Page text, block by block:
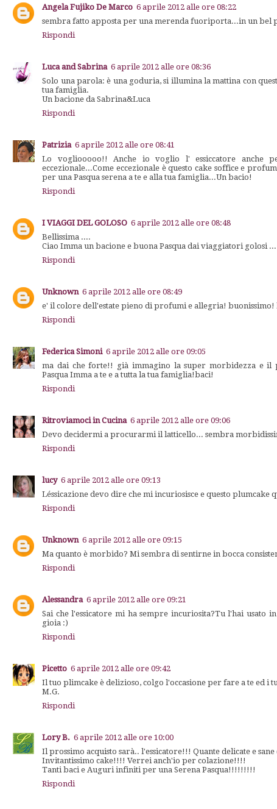
Angela Fujiko De Marco 6 aprile 2012 alle ore 08:22
sembra fatto apposta per una merenda fuoriporta...in un bel
Rispondi
Luca and Sabrina 6 aprile 2012 alle ore 08:36
Solo una parola: è una goduria, si illumina la mattina con
tua famiglia.
Un bacione da Sabrina&Luca
Rispondi
Patrizia 6 aprile 2012 alle ore 08:41
Lo vogliooooo!! Anche io voglio l' essiccatore anche
eccezionale...Come eccezionale è questo cake soffice e
per una Pasqua serena a te e alla tua famiglia...Un bacio!
Rispondi
I VIAGGI DEL GOLOSO 6 aprile 2012 alle ore 08:48
Bellissima ....
Ciao Imma un bacione e buona Pasqua dai viaggiatori golosi ...
Rispondi
Unknown 6 aprile 2012 alle ore 08:49
e' il colore dell'estate pieno di profumi e allegria! buonissimo!
Rispondi
Federica Simoni 6 aprile 2012 alle ore 09:05
ma dai che forte!! già immagino la super morbidezza e il
Pasqua Imma a te e a tutta la tua famiglia!baci!
Rispondi
Ritroviamoci in Cucina 6 aprile 2012 alle ore 09:06
Devo decidermi a procurarmi il latticello... sembra
Rispondi
lucy 6 aprile 2012 alle ore 09:13
Léssicazione devo dire che mi incuriosisce e questo
Rispondi
Unknown 6 aprile 2012 alle ore 09:15
Ma quanto è morbido? Mi sembra di sentirne in bocca
Rispondi
Alessandra 6 aprile 2012 alle ore 09:21
Sai che l'essicatore mi ha sempre incuriosita?Tu l'hai usato
gioia :)
Rispondi
Picetto 6 aprile 2012 alle ore 09:42
Il tuo plimcake è delizioso, colgo l'occasione per fare a te ed i
M.G.
Rispondi
Lory B. 6 aprile 2012 alle ore 10:00
Il prossimo acquisto sarà.. l'essicatore!!! Quante delicate e
Invitantissimo cake!!!! Verrei anch'io per colazione!!!!
Tanti baci e Auguri infiniti per una Serena Pasqua!!!!!!!!!
Rispondi